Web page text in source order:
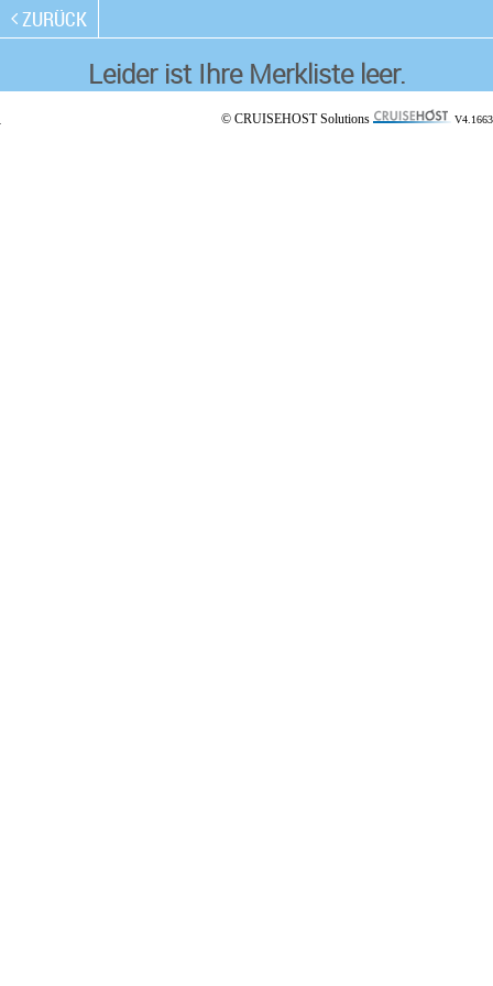
ZURÜCK
Leider ist Ihre Merkliste leer.
© CRUISEHOST Solutions V4.1663